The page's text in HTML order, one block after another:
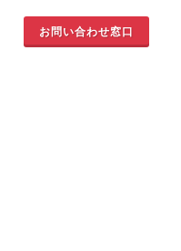
お問い合わせ窓口